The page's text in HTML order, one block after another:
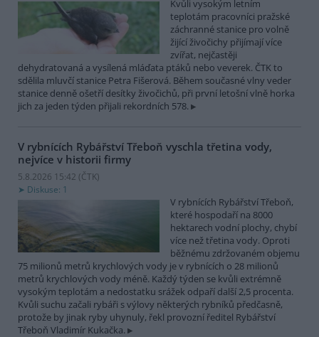
Kvůli vysokým letním
teplotám pracovníci pražské
záchranné stanice pro volně
žijící živočichy přijímají více
zvířat, nejčastěji
dehydratovaná a vysílená mláďata ptáků nebo veverek. ČTK to
sdělila mluvčí stanice Petra Fišerová. Během současné vlny veder
stanice denně ošetří desítky živočichů, při první letošní vlně horka
jich za jeden týden přijali rekordních 578.
V rybnících Rybářství Třeboň vyschla třetina vody,
nejvíce v historii firmy
5.8.2026 15:42 (ČTK)
Diskuse: 1
V rybnících Rybářství Třeboň,
které hospodaří na 8000
hektarech vodní plochy, chybí
více než třetina vody. Oproti
běžnému zdržovaném objemu
75 milionů metrů krychlových vody je v rybnících o 28 milionů
metrů krychlových vody méně. Každý týden se kvůli extrémně
vysokým teplotám a nedostatku srážek odpaří další 2,5 procenta.
Kvůli suchu začali rybáři s výlovy některých rybníků předčasně,
protože by jinak ryby uhynuly, řekl provozní ředitel Rybářství
Třeboň Vladimír Kukačka.